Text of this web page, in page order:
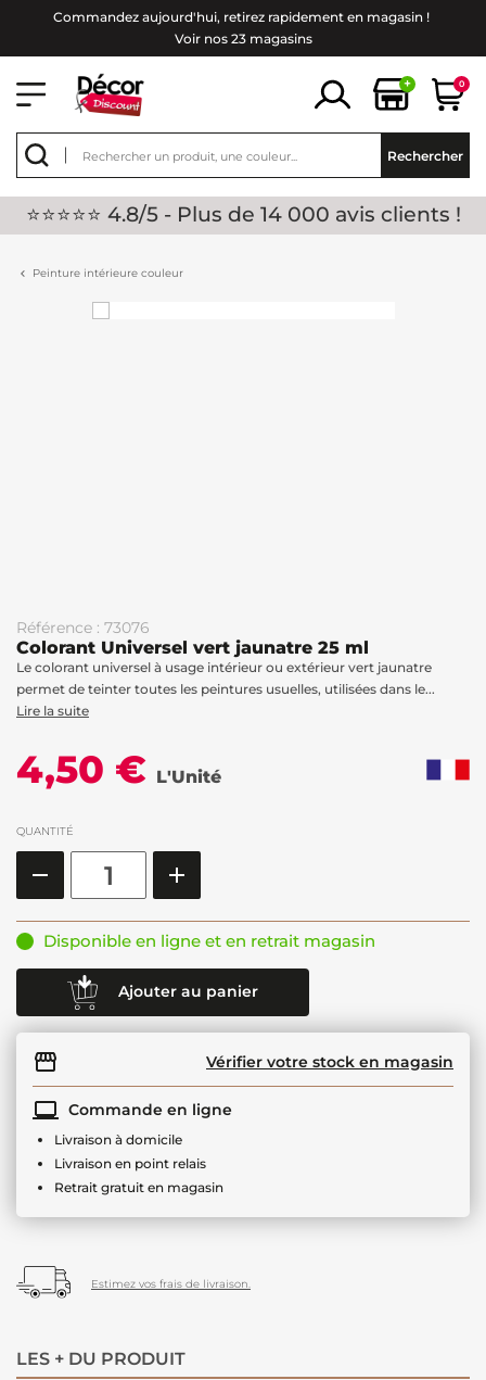
Commandez aujourd'hui, retirez rapidement en magasin !
Voir nos 23 magasins
+ 0
Rechercher
⭐⭐⭐⭐⭐ 4.8/5 - Plus de 14 000 avis clients !
Peinture intérieure couleur
Référence : 73076
Colorant Universel vert jaunatre 25 ml
Le colorant universel à usage intérieur ou extérieur vert jaunatre
permet de teinter toutes les peintures usuelles, utilisées dans le...
Lire la suite
4,50 € L'Unité
QUANTITÉ
Disponible en ligne et en retrait magasin
Ajouter au panier
Vérifier votre stock en magasin
Commande en ligne
Livraison à domicile
Livraison en point relais
Retrait gratuit en magasin
Estimez vos frais de livraison.
LES + DU PRODUIT